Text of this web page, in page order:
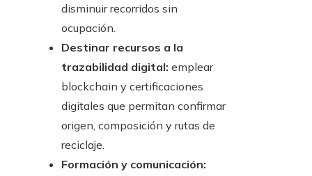
disminuir recorridos sin
ocupación.
Destinar recursos a la
trazabilidad digital: emplear
blockchain y certificaciones
digitales que permitan confirmar
origen, composición y rutas de
reciclaje.
Formación y comunicación: